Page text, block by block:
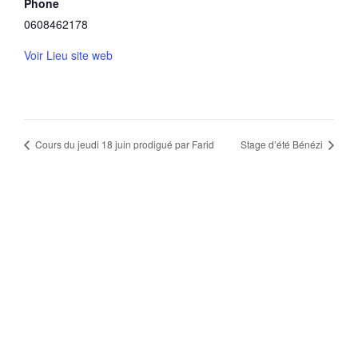
0608462178
Voir Lieu site web
Cours du jeudi 18 juin prodigué par Farid Stage d’été Bénézi